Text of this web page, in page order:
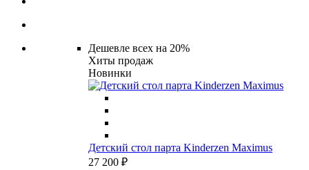
Дешевле всех на 20%
Хиты продаж
Новинки
Детский стол парта Kinderzen Maximus
27 200 ₽